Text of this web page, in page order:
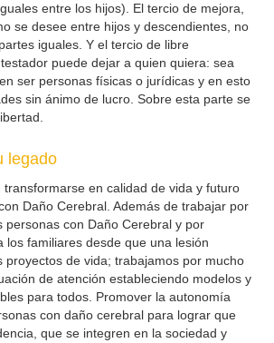
entre los hijos). El tercio de mejora,
se desee entre hijos y descendientes, no
iguales. Y el tercio de libre
puede dejar a quien quiera: sea
ser personas físicas o jurídicas y en esto
sin ánimo de lucro. Sobre esta parte se
legado
transformarse en calidad de vida y futuro
Daño Cerebral. Además de trabajar por
personas con Daño Cerebral y por
los familiares desde que una lesión
proyectos de vida; trabajamos por mucho
de atención estableciendo modelos y
para todos. Promover la autonomía
con daño cerebral para lograr que
que se integren en la sociedad y